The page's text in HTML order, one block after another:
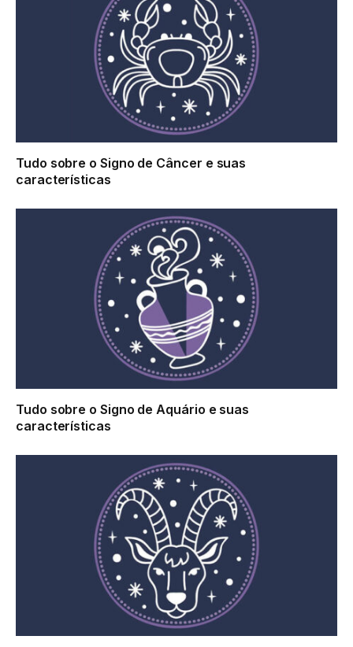
Tudo sobre o Signo de Câncer e suas
características
Tudo sobre o Signo de Aquário e suas
características